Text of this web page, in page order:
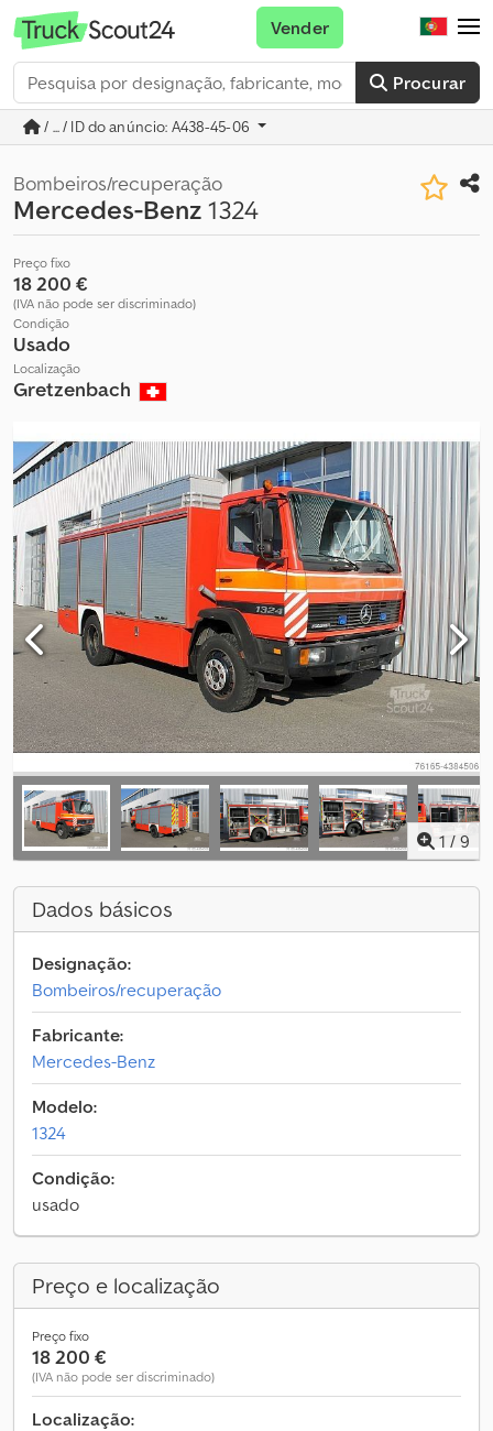
Procurar
Vender
/ ... / ID do anúncio: A438-45-06
Bombeiros/recuperação
Mercedes-Benz1324
Preço fixo
18 200 €
(IVA não pode ser discriminado)
Condição
Usado
Localização
Gretzenbach
1 / 9
Dados básicos
Designação:
Bombeiros/recuperação
Fabricante:
Mercedes-Benz
Modelo:
1324
Condição:
usado
Preço e localização
Preço fixo
18 200 €
(IVA não pode ser discriminado)
Localização: